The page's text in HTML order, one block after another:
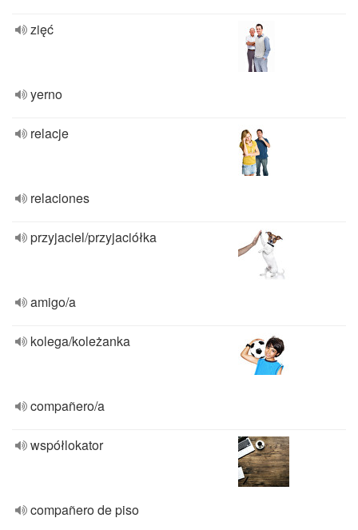
zięć
yerno
relacje
relaciones
przyjaciel/przyjaciółka
amigo/a
kolega/koleżanka
compañero/a
współlokator
compañero de piso